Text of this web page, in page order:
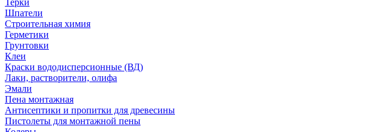
Терки
Шпатели
Строительная химия
Герметики
Грунтовки
Клеи
Краски вододисперсионные (ВД)
Лаки, растворители, олифа
Эмали
Пена монтажная
Антисептики и пропитки для древесины
Пистолеты для монтажной пены